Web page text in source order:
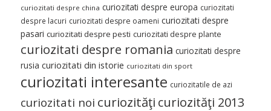
curiozitati despre china curiozitati despre europa curiozitati
despre lacuri curiozitati despre oameni curiozitati despre
pasari curiozitati despre pesti curiozitati despre plante
curiozitati despre romania curiozitati despre
rusia curiozitati din istorie curiozitati din sport
curiozitati interesante curiozitatile de azi
curiozitati noi curiozităţi curiozităţi 2013